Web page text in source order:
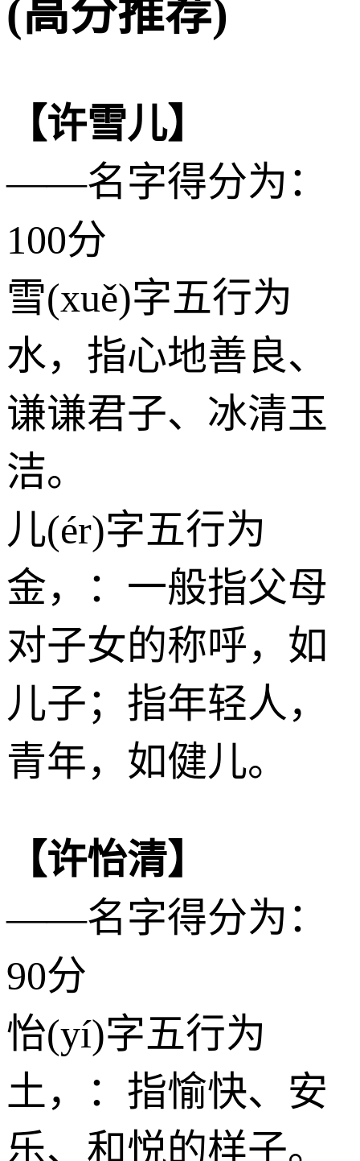
(高分推荐)
【许雪儿】
——名字得分为：
100分
雪(xuě)字五行为
水，指心地善良、
谦谦君子、冰清玉
洁。
儿(ér)字五行为
金，：一般指父母
对子女的称呼，如
儿子；指年轻人，
青年，如健儿。
【许怡清】
——名字得分为：
90分
怡(yí)字五行为
土，：指愉快、安
乐、和悦的样子。